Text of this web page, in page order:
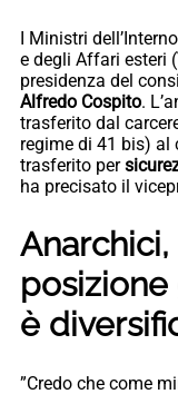
I Ministri
e degli Affari esteri (
presidenza del
Alfredo Cospito.
trasferito dal
regime di 41 bis) al
trasferito per
ha precisato il
Anarchici,
è
”Credo che come